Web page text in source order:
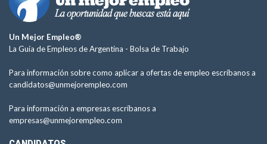
Un Mejor Empleo®
La Guía de Empleos de Argentina - Bolsa de Trabajo
Para información sobre como aplicar a ofertas de empleo escríbanos a
candidatos@unmejorempleo.com
Para información a empresas escríbanos a
empresas@unmejorempleo.com